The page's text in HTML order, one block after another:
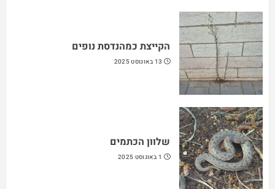
הקייצת כמהנדסת נופים
13 באוגוסט 2025
שלוון הכתמים
1 באוגוסט 2025